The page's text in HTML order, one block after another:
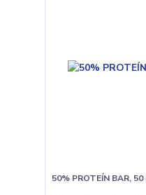
50% PROTEÍN BAR,